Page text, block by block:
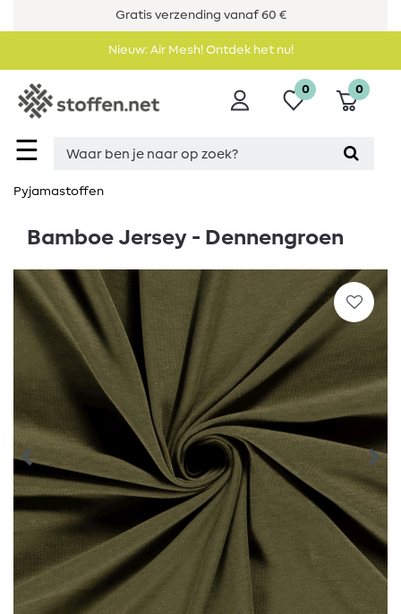
Gratis verzending vanaf 60 €
Nieuw: Air Mesh! Ontdek het nu!
☰
0 0
Pyjamastoffen
Bamboe Jersey - Dennengroen